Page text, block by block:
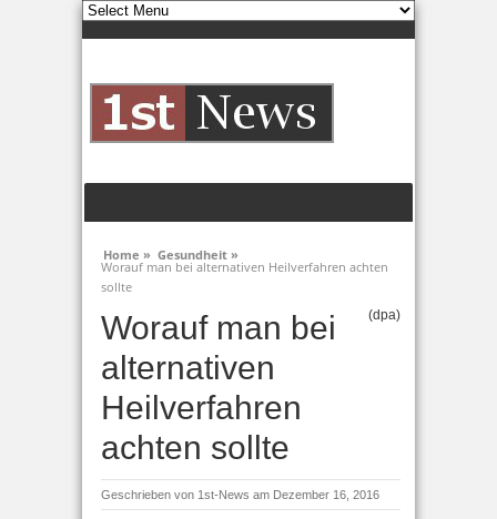
Home » Gesundheit »
Worauf man bei alternativen Heilverfahren achten
sollte
Worauf man bei
alternativen
Heilverfahren
achten sollte
(dpa)
Geschrieben von 1st-News am Dezember 16, 2016